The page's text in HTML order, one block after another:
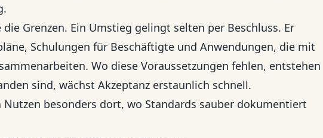
Grenzen. Ein Umstieg gelingt selten per Beschluss. Er
Schulungen für Beschäftigte und Anwendungen, die mit
Wo diese Voraussetzungen fehlen, entstehen
sind, wächst Akzeptanz erstaunlich schnell.
besonders dort, wo Standards sauber dokumentiert